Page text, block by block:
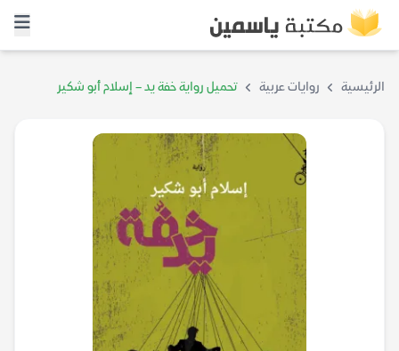
الرئيسية روايات عربية تحميل رواية خفة يد – إسلام أبو شكير